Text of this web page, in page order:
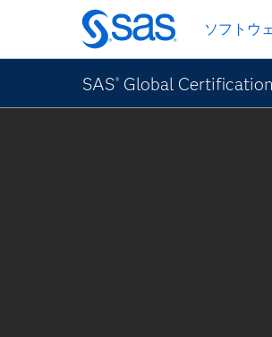
Skip
to
main
content
ソフトウ
SAS® Global